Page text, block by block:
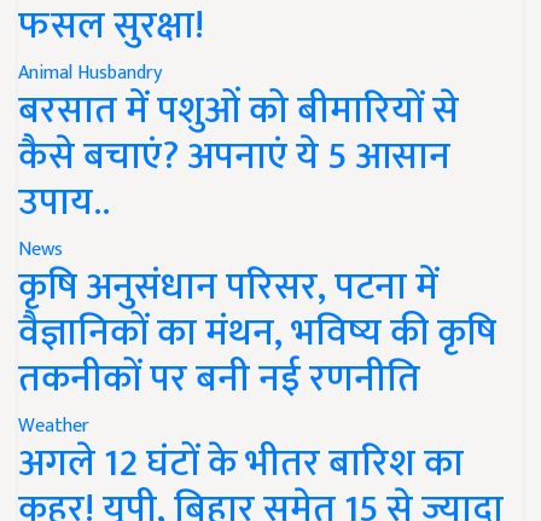
फसल सुरक्षा!
Animal Husbandry
बरसात में पशुओं को बीमारियों से
कैसे बचाएं? अपनाएं ये 5 आसान
उपाय..
News
कृषि अनुसंधान परिसर, पटना में
वैज्ञानिकों का मंथन, भविष्य की कृषि
तकनीकों पर बनी नई रणनीति
Weather
अगले 12 घंटों के भीतर बारिश का